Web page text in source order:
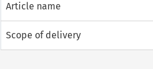
Article name
Scope of delivery